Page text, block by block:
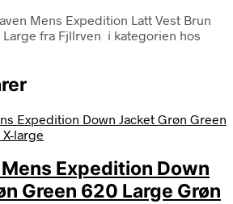
Mens Expedition Latt Vest Brun
Large fra Fjllrven i kategorien hos
Expedition Down
Green 620 Large Grøn